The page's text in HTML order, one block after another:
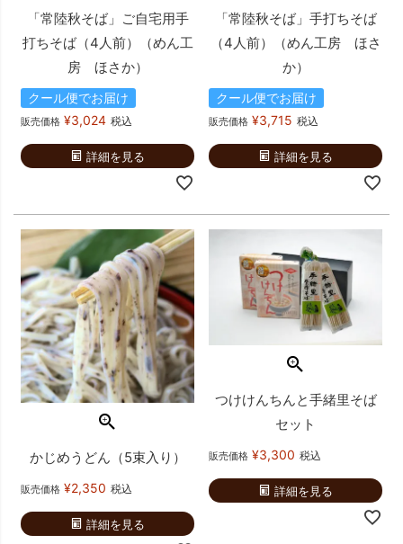
「常陸秋そば」ご自宅用手
打ちそば（4人前）（めん工
房 ほさか）
クール便でお届け
販売価格 ¥3,024 税込
詳細を見る
「常陸秋そば」手打ちそば
（4人前）（めん工房 ほさ
か）
クール便でお届け
販売価格 ¥3,715 税込
詳細を見る
かじめうどん（5束入り）
販売価格 ¥2,350 税込
詳細を見る
つけけんちんと手緒里そば
セット
販売価格 ¥3,300 税込
詳細を見る